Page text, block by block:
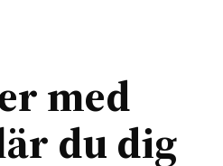
med
du dig